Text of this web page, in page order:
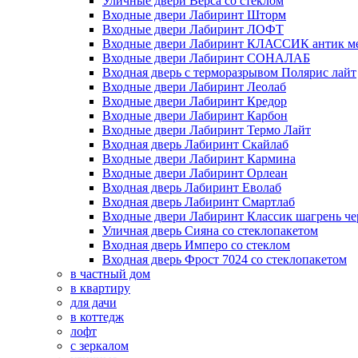
Входные двери Лабиринт Шторм
Входные двери Лабиринт ЛОФТ
Входные двери Лабиринт КЛАССИК антик
Входные двери Лабиринт СОНАЛАБ
Входная дверь с терморазрывом Полярис лайт
Входные двери Лабиринт Леолаб
Входные двери Лабиринт Кредор
Входные двери Лабиринт Карбон
Входные двери Лабиринт Термо Лайт
Входная дверь Лабиринт Скайлаб
Входные двери Лабиринт Кармина
Входные двери Лабиринт Орлеан
Входная дверь Лабиринт Еволаб
Входная дверь Лабиринт Смартлаб
Входные двери Лабиринт Классик шагрень
Уличная дверь Сияна со стеклопакетом
Входная дверь Имперо со стеклом
Входная дверь Фрост 7024 со стеклопакетом
в частный дом
в квартиру
для дачи
в коттедж
лофт
с зеркалом